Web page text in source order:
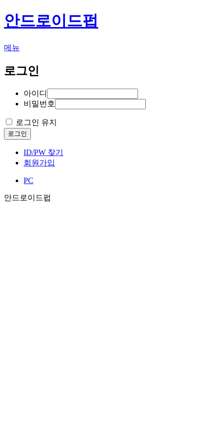
안드로이드펍
메뉴
로그인
아이디
비밀번호
로그인 유지
로그인
ID/PW 찾기
회원가입
PC
안드로이드펍